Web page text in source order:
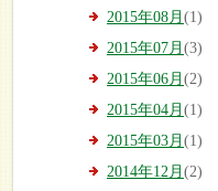
2015年08月 (1)
2015年07月 (3)
2015年06月 (2)
2015年04月 (1)
2015年03月 (1)
2014年12月 (2)